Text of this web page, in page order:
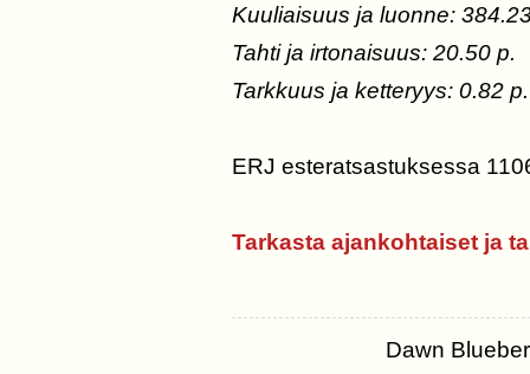
Kuuliaisuus ja luonne:
Tahti ja irtonaisuus: 20.50 p.
Tarkkuus ja ketteryys: 0.82 p.
ERJ esteratsastuksessa
Tarkasta ajankohtaiset ja
Dawn